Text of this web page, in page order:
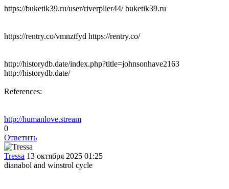
https://buketik39.ru/user/riverplier44/ buketik39.ru
https://rentry.co/vmnztfyd https://rentry.co/
http://historydb.date/index.php?title=johnsonhave2163
http://historydb.date/
References:
http://humanlove.stream
0
Ответить
Tressa 13 октября 2025 01:25
dianabol and winstrol cycle